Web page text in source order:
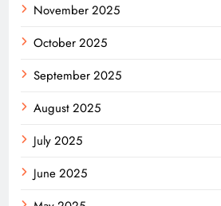
November 2025
October 2025
September 2025
August 2025
July 2025
June 2025